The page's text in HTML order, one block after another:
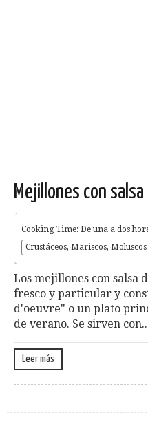
Mejillones con
Cooking Time: De una a dos
Crustáceos, Mariscos, Moluscos
Los mejillones con salsa
fresco y particular y
d'oeuvre" o un plato
de verano. Se sirven
Leer más